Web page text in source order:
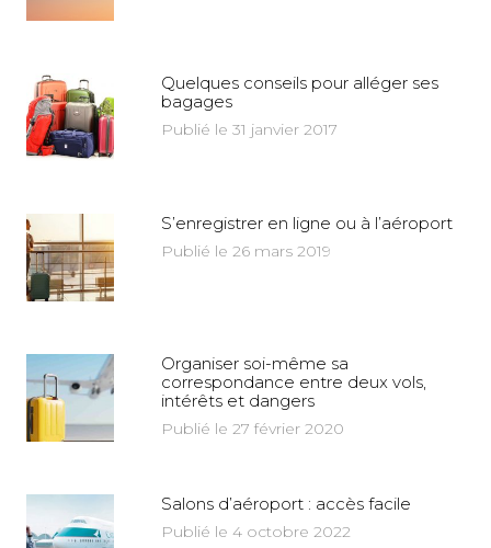
Quelques conseils pour alléger ses
bagages
Publié le 31 janvier 2017
S’enregistrer en ligne ou à l’aéroport
Publié le 26 mars 2019
Organiser soi-même sa
correspondance entre deux vols,
intérêts et dangers
Publié le 27 février 2020
Salons d’aéroport : accès facile
Publié le 4 octobre 2022